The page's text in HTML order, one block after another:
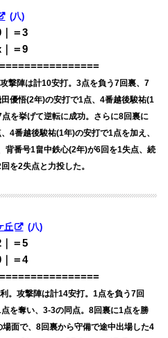
(八)
＝3
＝9
撃陣は計10安打。3点を負う7回裏、7
優悟(2年)の安打で1点、4番越後駿祐(1
を挙げて逆転に成功。さらに8回裏に
4番越後駿祐(1年)の安打で1点を加え、
背番号1畠中鉄心(2年)が6回を1失点、続
を2失点と力投した。
丘 (八)
＝5
｜＝4
。攻撃陣は計14安打。1点を負う7回
を奪い、3-3の同点。8回裏に1点を勝
面で、8回裏から守備で途中出場した4